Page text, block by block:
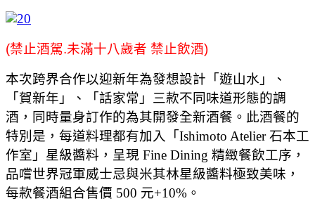
(禁止酒駕.未滿十八歲者 禁止飲酒)
本次跨界合作以迎新年為發想設計「遊山水」、
「賀新年」、「話家常」三款不同味道形態的調
酒，同時量身訂作的為其開發全新酒餐。此酒餐的
特別是，每道料理都有加入「Ishimoto Atelier 石本工
作室」星級醬料，呈現 Fine Dining 精緻餐飲工序，
品嚐世界冠軍威士忌與米其林星級醬料極致美味，
每款餐酒組合售價 500 元+10%。